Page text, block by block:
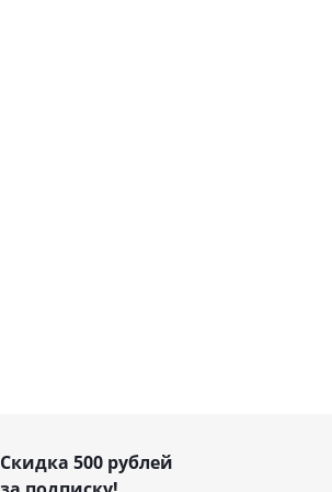
Скидка 500 рублей